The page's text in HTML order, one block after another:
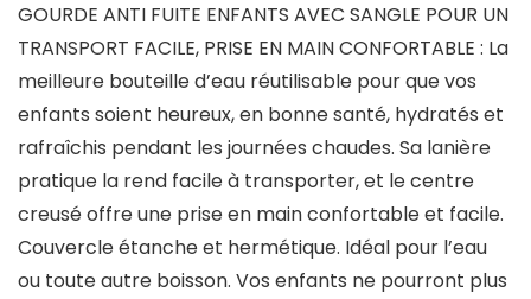
GOURDE ANTI FUITE ENFANTS AVEC SANGLE POUR UN
TRANSPORT FACILE, PRISE EN MAIN CONFORTABLE : La
meilleure bouteille d’eau réutilisable pour que vos
enfants soient heureux, en bonne santé, hydratés et
rafraîchis pendant les journées chaudes. Sa lanière
pratique la rend facile à transporter, et le centre
creusé offre une prise en main confortable et facile.
Couvercle étanche et hermétique. Idéal pour l’eau
ou toute autre boisson. Vos enfants ne pourront plus